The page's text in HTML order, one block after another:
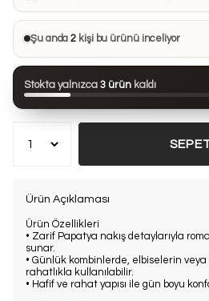
Bu ürünü 29 kişi favorilerine ekledi
Bu ürün son 24 saatte118 kez
Şu anda2 kişi bu ürünü inceliyor
Stokta yalnızca 3 ürün kaldı
Ürün Açıklaması
Ürün Özellikleri
• Zarif Papatya nakış detaylarıyla
sunar.
• Günlük kombinlerde, elbiselerin
rahatlıkla kullanılabilir.
• Hafif ve rahat yapısı ile gün boyu